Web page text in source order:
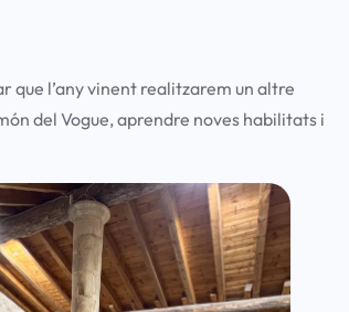
que l’any vinent realitzarem un altre
del Vogue, aprendre noves habilitats i